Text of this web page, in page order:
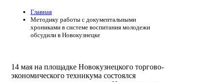
Главная
Методику работы с документальными
хрониками в системе воспитания молодежи
обсудили в Новокузнецке
14 мая на площадке Новокузнецкого торгово-
экономического техникума состоялся